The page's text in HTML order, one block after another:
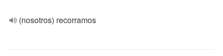
(nosotros) recorramos